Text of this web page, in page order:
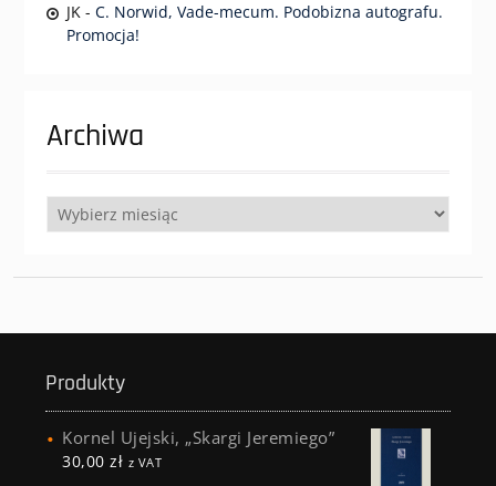
JK- C. Norwid, Vade-mecum. Podobizna autografu.
Promocja!
Archiwa
Archiwa
Produkty
Kornel Ujejski, „Skargi Jeremiego”
30,00zł z VAT